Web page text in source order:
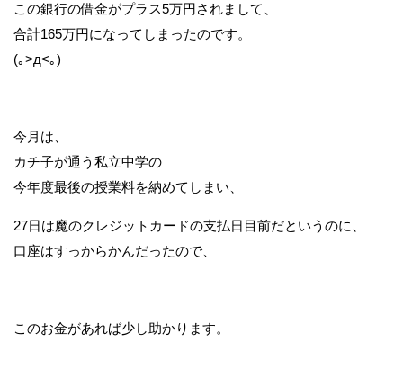
この銀行の借金がプラス5万円されまして、
合計165万円になってしまったのです。
(｡>д<｡)
今月は、
カチ子が通う私立中学の
今年度最後の授業料を納めてしまい、
27日は魔のクレジットカードの支払日目前だというのに、
口座はすっからかんだったので、
このお金があれば少し助かります。